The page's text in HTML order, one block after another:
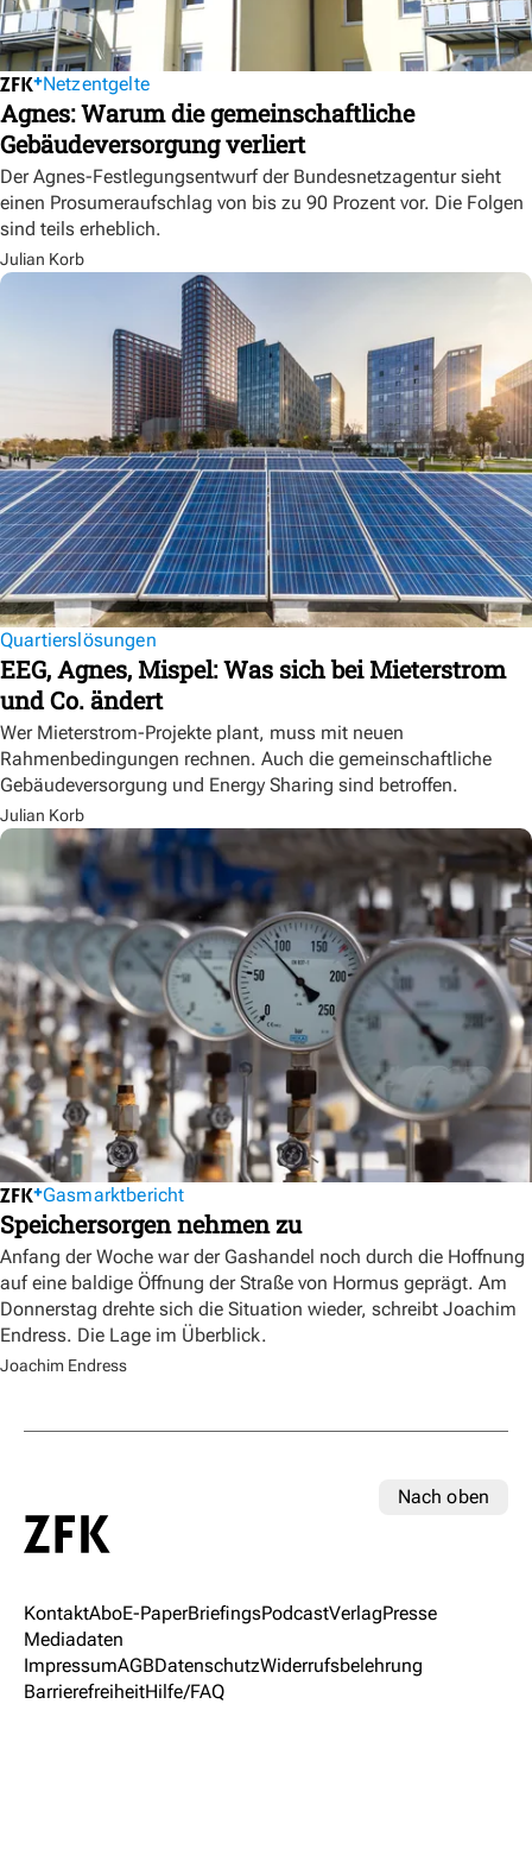
Netzentgelte
Agnes: Warum die gemeinschaftliche
Gebäudeversorgung verliert
Der Agnes-Festlegungsentwurf der Bundesnetzagentur sieht
einen Prosumeraufschlag von bis zu 90 Prozent vor. Die Folgen
sind teils erheblich.
Julian Korb
Quartierslösungen
EEG, Agnes, Mispel: Was sich bei Mieterstrom
und Co. ändert
Wer Mieterstrom-Projekte plant, muss mit neuen
Rahmenbedingungen rechnen. Auch die gemeinschaftliche
Gebäudeversorgung und Energy Sharing sind betroffen.
Julian Korb
Gasmarktbericht
Speichersorgen nehmen zu
Anfang der Woche war der Gashandel noch durch die Hoffnung
auf eine baldige Öffnung der Straße von Hormus geprägt. Am
Donnerstag drehte sich die Situation wieder, schreibt Joachim
Endress. Die Lage im Überblick.
Joachim Endress
Nach oben
KontaktAboE-PaperBriefingsPodcastVerlagPresse
Mediadaten
ImpressumAGBDatenschutzWiderrufsbelehrung
BarrierefreiheitHilfe/FAQ